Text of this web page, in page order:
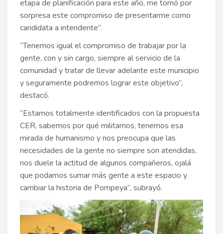
etapa de planificación para este año, me tomó por
sorpresa este compromiso de presentarme como
candidata a intendente”.
“Tenemos igual el compromiso de trabajar por la
gente, con y sin cargo, siempre al servicio de la
comunidad y tratar de llevar adelante este municipio
y seguramente podremos lograr este objetivo”,
destacó.
“Estamos totalmente identificados con la propuesta
CER, sabemos por qué militamos, tenemos esa
mirada de humanismo y nos preocupa que las
necesidades de la gente no siempre son atendidas,
nos duele la actitud de algunos compañeros, ojalá
que podamos sumar más gente a este espacio y
cambiar la historia de Pompeya”, subrayó.